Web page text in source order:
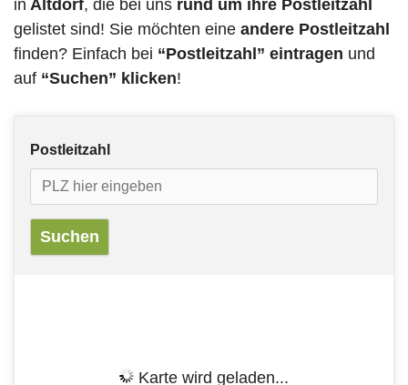
in Altdorf, die bei uns rund um ihre Postleitzahl
gelistet sind! Sie möchten eine andere Postleitzahl
finden? Einfach bei “Postleitzahl” eintragen und
auf “Suchen” klicken!
Postleitzahl
Karte wird geladen...